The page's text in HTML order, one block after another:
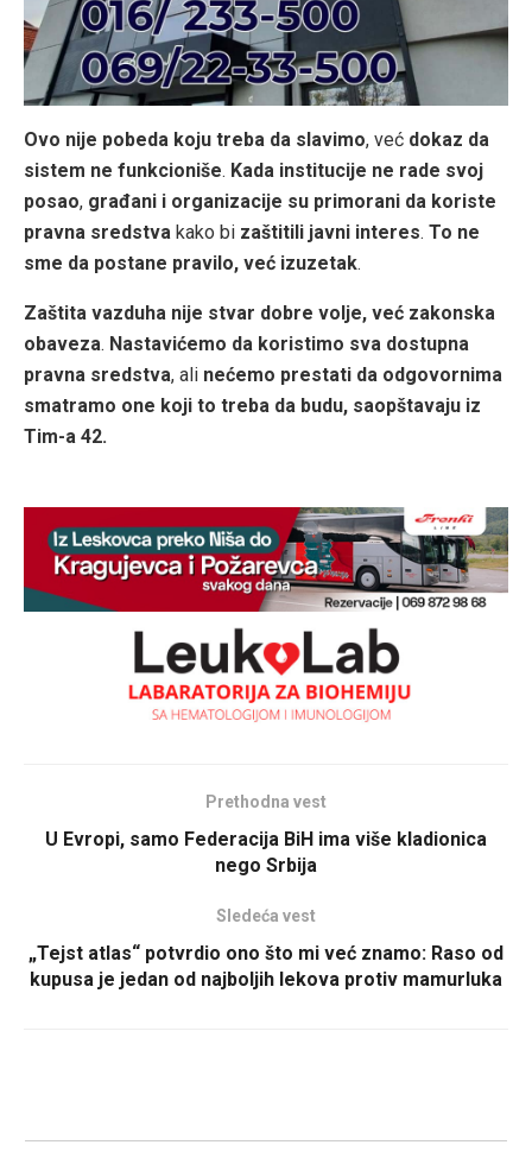
Ovo nije pobeda koju treba da slavimo, već dokaz da
sistem ne funkcioniše. Kada institucije ne rade svoj
posao, građani i organizacije su primorani da koriste
pravna sredstva kako bi zaštitili javni interes. To ne
sme da postane pravilo, već izuzetak.
Zaštita vazduha nije stvar dobre volje, već zakonska
obaveza. Nastavićemo da koristimo sva dostupna
pravna sredstva, ali nećemo prestati da odgovornima
smatramo one koji to treba da budu, saopštavaju iz
Tim-a 42.
Prethodna vest
U Evropi, samo Federacija BiH ima više kladionica
nego Srbija
Sledeća vest
„Tejst atlas“ potvrdio ono što mi već znamo: Raso od
kupusa je jedan od najboljih lekova protiv mamurluka